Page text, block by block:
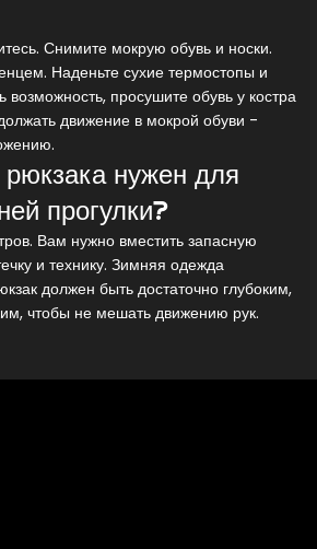
Снимите мокрую обувь и носки.
Наденьте сухие термостопы и
возможность, просушите обувь у костра
движение в мокрой обуви -
нужен для
прогулки?
Вам нужно вместить запасную
и технику. Зимняя одежда
должен быть достаточно глубоким,
чтобы не мешать движению рук.